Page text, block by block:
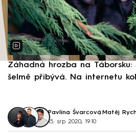
Záhadná hrozba na Táborsku:
šelmě přibývá. Na internetu
Pavlína Švarcová, Matěj
15. srp 2020, 19:10